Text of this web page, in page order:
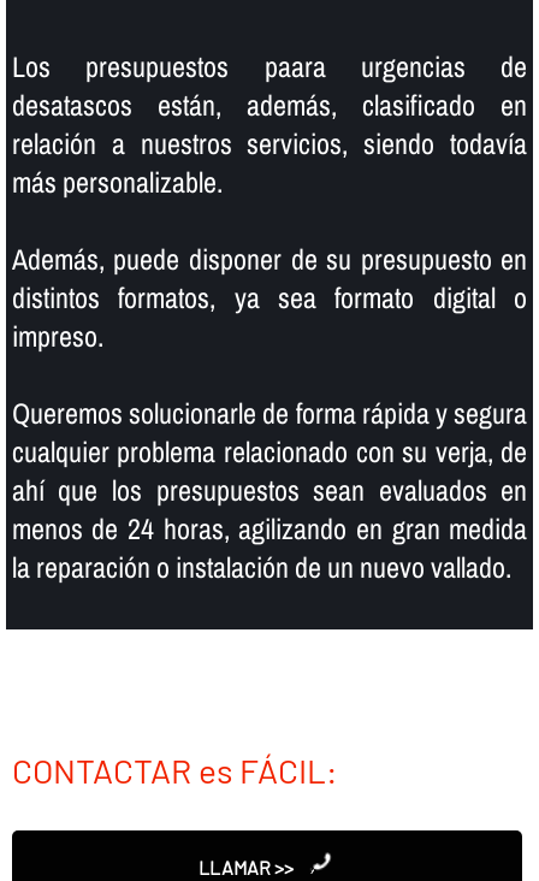
Los presupuestos paara urgencias de
desatascos están, además, clasificado en
relación a nuestros servicios, siendo todaví­a
más personalizable.
Además, puede disponer de su presupuesto en
distintos formatos, ya sea formato digital o
impreso.
Queremos solucionarle de forma rápida y segura
cualquier problema relacionado con su verja, de
ahí­ que los presupuestos sean evaluados en
menos de 24 horas, agilizando en gran medida
la reparación o instalación de un nuevo vallado.
CONTACTAR es FÁCIL:
LLAMAR >>